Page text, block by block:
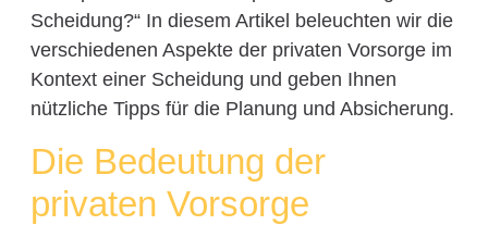
Scheidung?“ In diesem Artikel beleuchten wir die
verschiedenen Aspekte der privaten Vorsorge im
Kontext einer Scheidung und geben Ihnen
nützliche Tipps für die Planung und Absicherung.
Die Bedeutung der
privaten Vorsorge